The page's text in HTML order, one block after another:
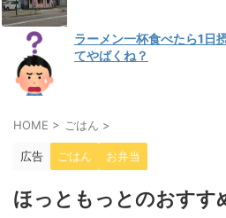
ラーメン一杯食べたら1日
てやばくね？
HOME > ごはん >
広告 ごはん お弁当
ほっともっとのおすす